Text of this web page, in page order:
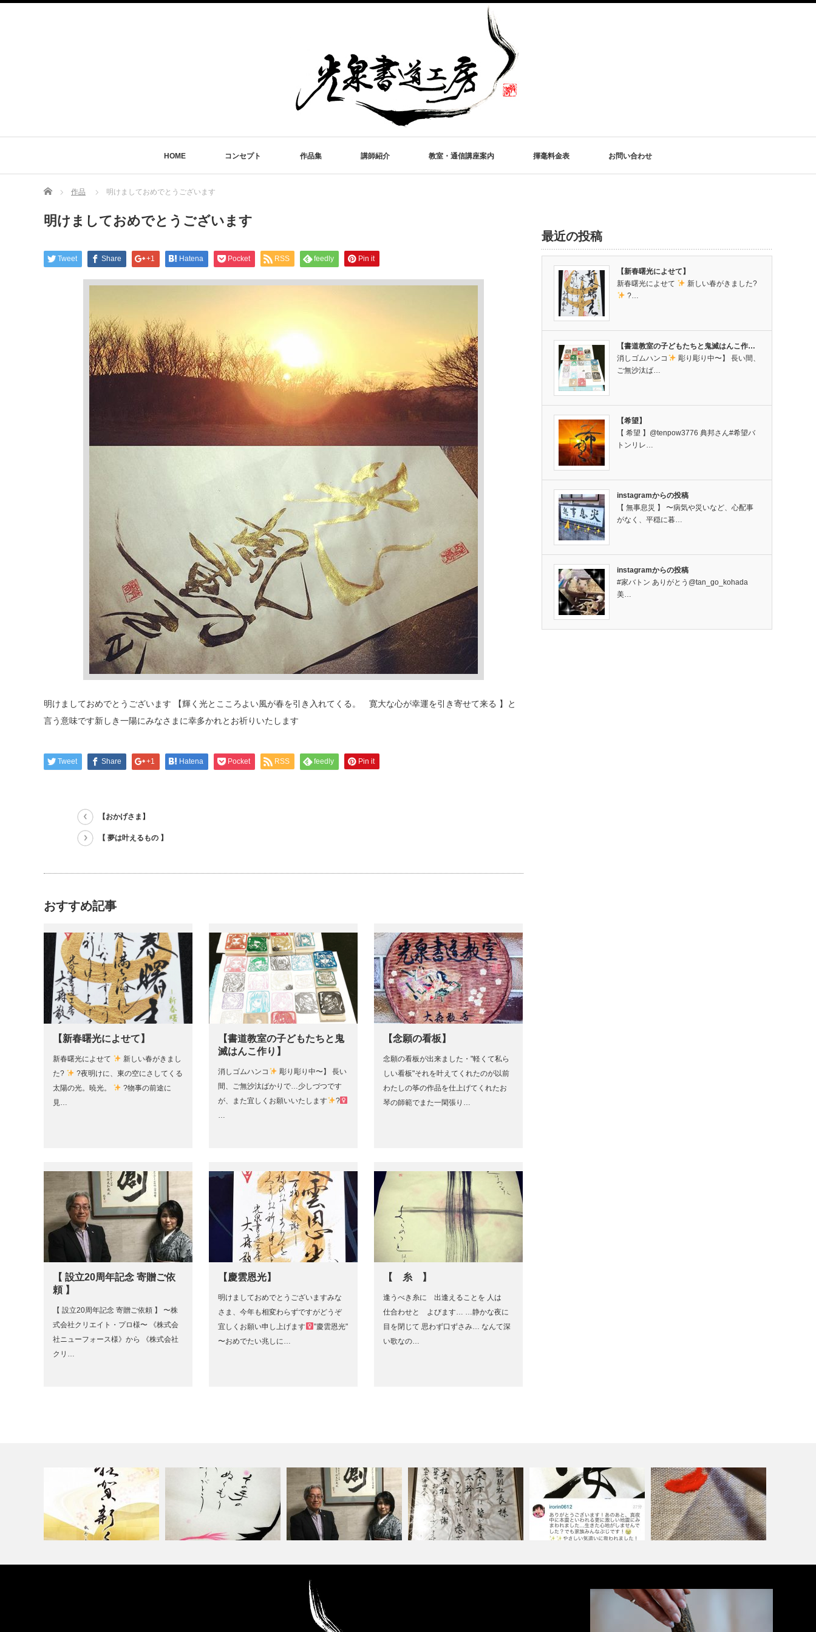
HOME コンセプト 作品集 講師紹介 教室・通信講座案内 揮毫料金表 お問い合わせ
Home 作品 明けましておめでとうございます
明けましておめでとうございます
Tweet Share +1 Hatena Pocket RSS feedly Pin it
明けましておめでとうございます 【輝く光とこころよい風が春を引き入れてくる。 寛大な心が幸運を引き寄せて来る 】と
言う意味です新しき一陽にみなさまに幸多かれとお祈りいたします
Tweet Share +1 Hatena Pocket RSS feedly Pin it
【おかげさま】
【 夢は叶えるもの 】
おすすめ記事
【新春曙光によせて】
新春曙光によせて
新しい春がきまし
た?
?夜明けに、東の空にさしてくる
太陽の光。暁光。
?物事の前途に
見…
【書道教室の子どもたちと鬼
滅はんこ作り】
消しゴムハンコ
彫り彫り中〜】 長い
間、ご無沙汰ばかりで…少しづつです
が、また宜しくお願いいたします
?‍
…
【念願の看板】
念願の看板が出来ました・"軽くて私ら
しい看板"それを叶えてくれたのが以前
わたしの筝の作品を仕上げてくれたお
琴の師範でまた一閑張り…
【 設立20周年記念 寄贈ご依
頼 】
【 設立20周年記念 寄贈ご依頼 】 〜株
式会社クリエイト・プロ様〜 《株式会
社ニューフォース様》から 《株式会社
クリ…
【慶雲恩光】
明けましておめでとうございますみな
さま、今年も相変わらずですがどうぞ
宜しくお願い申し上げます‍
"慶雲恩光"
〜おめでたい兆しに…
【 糸 】
逢うべき糸に 出逢えることを 人は
仕合わせと よびます… …静かな夜に
目を閉じて 思わず口ずさみ… なんて深
い歌なの…
最近の投稿
【新春曙光によせて】
新春曙光によせて
新しい春がきました?
?…
【書道教室の子どもたちと鬼滅はんこ作…
消しゴムハンコ
彫り彫り中〜】 長い間、
ご無沙汰ば…
【希望】
【 希望 】@tenpow3776 典邦さん#希望バ
トンリレ…
instagramからの投稿
【 無事息災 】 〜病気や災いなど、心配事
がなく、平穏に暮…
instagramからの投稿
#家バトン ありがとう@tan_go_kohada
美…
【 設立20周年記念 寄贈ご依頼
【生の声を聞いてください️!】
り〜 初…